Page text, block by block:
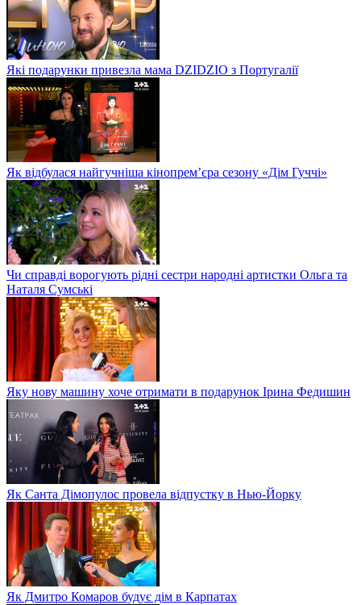
Які подарунки привезла мама DZIDZIO з Португалії
Як відбулася найгучніша кінопрем’єра сезону «Дім Гуччі»
Чи справді ворогують рідні сестри народні артистки Ольга та
Наталя Сумські
Яку нову машину хоче отримати в подарунок Ірина Федишин
Як Санта Дімопулос провела відпустку в Нью-Йорку
Як Дмитро Комаров будує дім в Карпатах